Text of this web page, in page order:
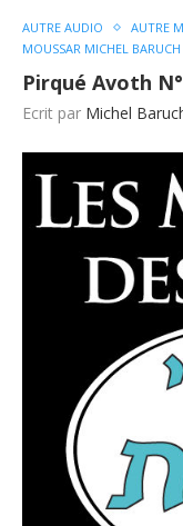
AUTRE AUDIO AUTRE
MOUSSAR MICHEL
Pirqué Avoth
Ecrit par Michel